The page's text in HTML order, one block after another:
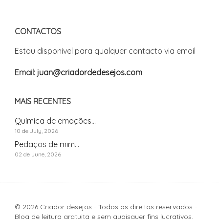
CONTACTOS
Estou disponivel para qualquer contacto via email
Email: juan@criadordedesejos.com
MAIS RECENTES
Química de emoções...
10 de July, 2026
Pedaços de mim...
02 de June, 2026
© 2026 Criador desejos - Todos os direitos reservados -
Blog de leitura gratuita e sem quaisquer fins lucrativos.